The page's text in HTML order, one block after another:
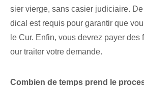
sier vierge, sans casier judiciaire.
dical est requis pour garantir que
le​ Cur. Enfin, vous devrez payer des
our traiter votre demande.
Combien de temps prend le